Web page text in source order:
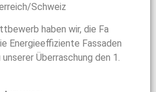
Schweiz
haben wir, die Fa
Energieeffiziente Fassaden
Überraschung den 1.